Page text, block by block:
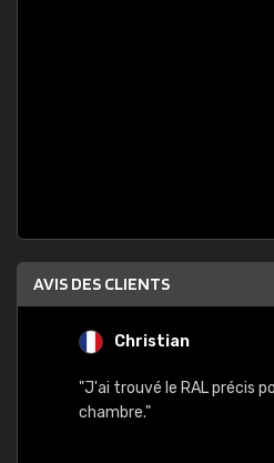
AVIS DES CLIENTS
Christian
"J'ai trouvé le RAL précis
chambre."